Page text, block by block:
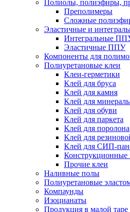
Полиолы, полиэфиры,
Преполимеры
Сложные
Эластичные и
Интегральные
Эластичные ППУ
Компоненты для
Полиуретановые клеи
Клеи-герметики
Клей для бруса
Клей для камня
Клей для
Клей для обуви
Клей для паркета
Клей для поролона
Клей для
Клей для СИП-
Конструкционные
Прочие клеи
Наливные полы
Полиуретановые
Компаунды
Изоцианаты
Продукция в малой таре